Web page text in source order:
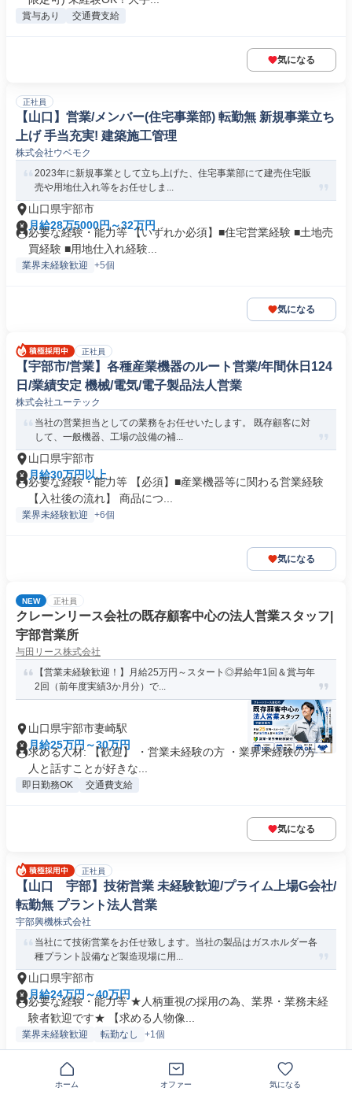
賞与あり 交通費支給
気になる
正社員
【山口】営業/メンバー(住宅事業部) 転勤無 新規事業立ち
上げ 手当充実! 建築施工管理
株式会社ウベモク
2023年に新規事業として立ち上げた、住宅事業部にて建売住宅販
売や用地仕入れ等をお任せしま...
山口県宇部市
月給28万5000円～32万円
必要な経験・能力等 【いずれか必須】■住宅営業経験 ■土地売
買経験 ■用地仕入れ経験...
業界未経験歓迎 +5個
気になる
正社員
【宇部市/営業】各種産業機器のルート営業/年間休日124
日/業績安定 機械/電気/電子製品法人営業
株式会社ユーテック
当社の営業担当としての業務をお任せいたします。 既存顧客に対
して、一般機器、工場の設備の補...
山口県宇部市
月給30万円以上
必要な経験・能力等 【必須】■産業機器等に関わる営業経験
【入社後の流れ】 商品につ...
業界未経験歓迎 +6個
気になる
NEW 正社員
クレーンリース会社の既存顧客中心の法人営業スタッフ|
宇部営業所
与田リース株式会社
【営業未経験歓迎！】月給25万円～スタート◎昇給年1回＆賞与年
2回（前年度実績3か月分）で...
山口県宇部市妻崎駅
月給25万円～30万円
求める人材: 【歓迎】 ・営業未経験の方 ・業界未経験の方 ・
人と話すことが好きな...
即日勤務OK 交通費支給
気になる
正社員
【山口 宇部】技術営業 未経験歓迎/プライム上場G会社/
転勤無 プラント法人営業
宇部興機株式会社
当社にて技術営業をお任せ致します。当社の製品はガスホルダー各
種プラント設備など製造現場に用...
山口県宇部市
月給24万円～40万円
必要な経験・能力等 ★人柄重視の採用の為、業界・業務未経
験者歓迎です★ 【求める人物像...
業界未経験歓迎 転勤なし +1個
気になる
ホーム オファー 気になる